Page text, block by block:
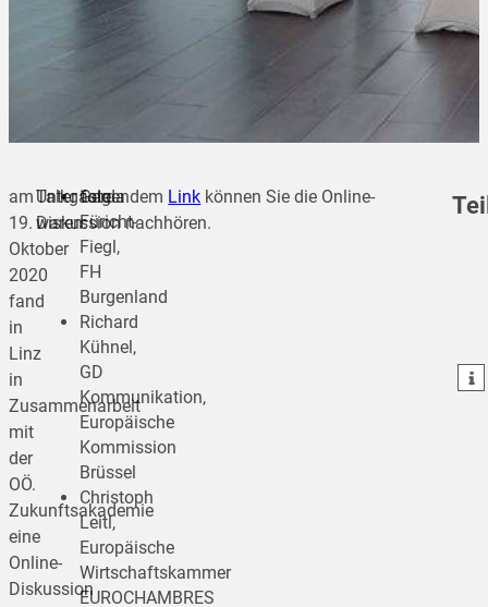
am
19.
Oktober
2020
fand
in
Linz
in
Zusammenarbeit
mit
der
OÖ.
Zukunftsakademie
eine
Online-
Diskussion
Talkgäste
waren:
Gerda
Füricht-
Fiegl,
FH
Burgenland
Richard
Kühnel,
GD
Kommunikation,
Europäische
Kommission
Brüssel
Christoph
Leitl,
Europäische
Wirtschaftskammer
EUROCHAMBRES
Unter folgendem Link können Sie die Online-
Diskussion nachhören.
teilen